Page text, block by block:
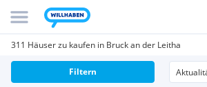
311 Häuser zu kaufen in Bruck an der Leitha
Filtern